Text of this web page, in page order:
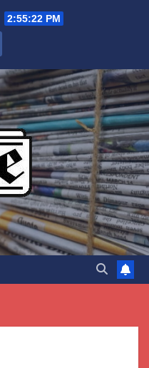
2:55:23 PM